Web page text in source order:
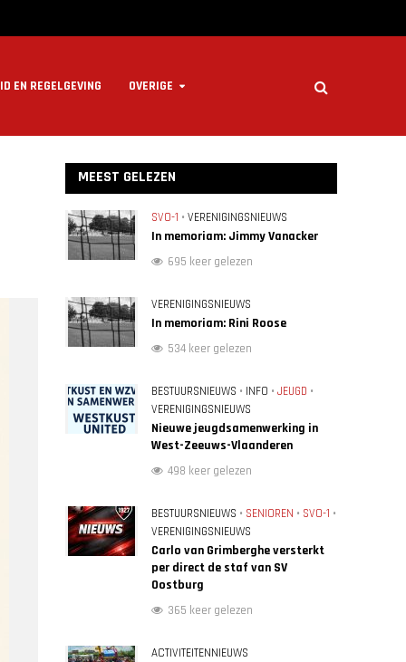
EN REGELGEVING OVERIGE
MEEST GELEZEN
SVO-1 • VERENIGINGSNIEUWS
In memoriam: Jimmy Vanacker
695 keer gelezen
VERENIGINGSNIEUWS
In memoriam: Rini Roose
534 keer gelezen
BESTUURSNIEUWS • INFO • JEUGD •
VERENIGINGSNIEUWS
Nieuwe jeugdsamenwerking in
West-Zeeuws-Vlaanderen
498 keer gelezen
BESTUURSNIEUWS • SENIOREN • SVO-1 •
VERENIGINGSNIEUWS
Carlo van Grimberghe versterkt
per direct de staf van SV
Oostburg
365 keer gelezen
ACTIVITEITENNIEUWS